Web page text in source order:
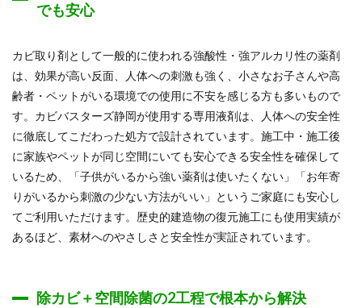
でも安心
カビ取り剤として一般的に使われる強酸性・強アルカリ性の薬剤
は、効果が高い反面、人体への刺激も強く、小さなお子さんや高
齢者・ペットがいる環境での使用に不安を感じる方も多いもので
す。カビバスターズ静岡が使用する専用液剤は、人体への安全性
に徹底してこだわった処方で設計されています。施工中・施工後
に家族やペットが同じ空間にいても安心できる安全性を確保して
いるため、「子供がいるから強い薬剤は使いたくない」「お年寄
りがいるから刺激の少ない方法がいい」というご家庭にも安心し
てご利用いただけます。歴史的建造物の復元施工にも使用実績が
あるほど、素材へのやさしさと安全性が実証されています。
除カビ＋空間除菌の2工程で根本から解決